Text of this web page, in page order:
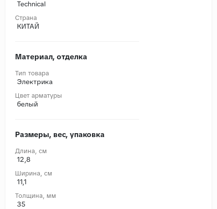
Technical
Страна
КИТАЙ
Материал, отделка
Тип товара
Электрика
Цвет арматуры
белый
Размеры, вес, упаковка
Длина, cм
12,8
Ширина, cм
11,1
Толщина, мм
35